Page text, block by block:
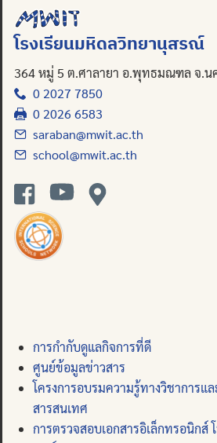
โรงเรียนมหิดลวิทยานุสรณ์
364 หมู่ 5 ต.ศาลายา อ.พุทธมณฑล จ.น
0 2027 7850
0 2026 6583
saraban@mwit.ac.th
school@mwit.ac.th
การกำกับดูแลกิจการที่ดี
ศูนย์ข้อมูลข่าวสาร
โครงการอบรมความรู้ทางวิชาการแล
สารสนเทศ
การตรวจสอบเอกสารอิเล็กทรอนิกส์